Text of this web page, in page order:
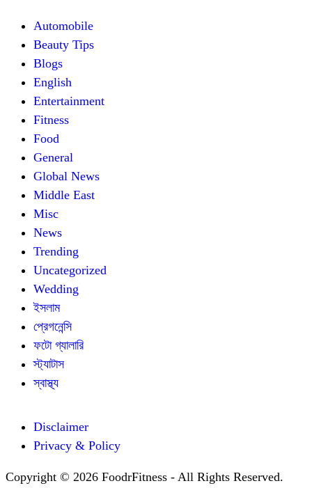
Automobile
Beauty Tips
Blogs
English
Entertainment
Fitness
Food
General
Global News
Middle East
Misc
News
Trending
Uncategorized
Wedding
ইসলাম
প্রেগনেন্সি
ফটো গ্যালারি
স্ট্যাটাস
স্বাস্থ্য
Disclaimer
Privacy & Policy
Copyright © 2026 FoodrFitness - All Rights Reserved.